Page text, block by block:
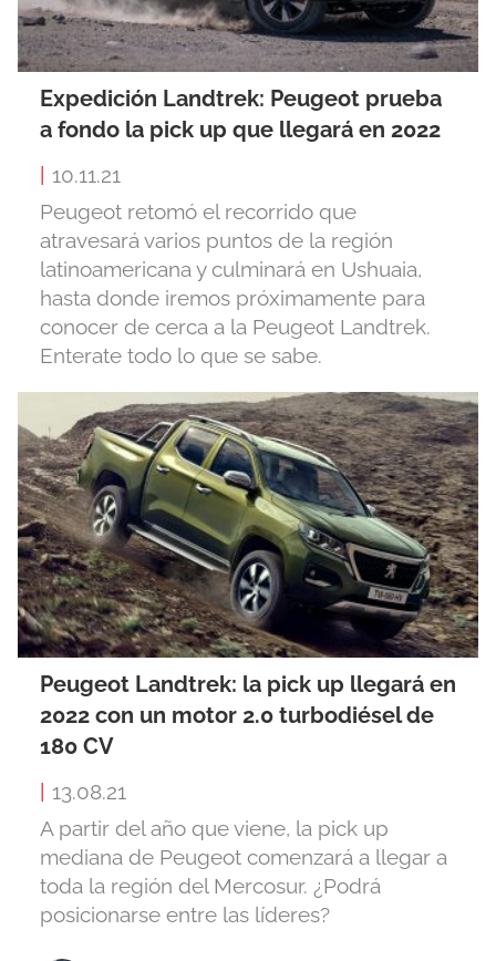
Expedición Landtrek: Peugeot prueba
a fondo la pick up que llegará en 2022
10.11.21
Peugeot retomó el recorrido que
atravesará varios puntos de la región
latinoamericana y culminará en Ushuaia,
hasta donde iremos próximamente para
conocer de cerca a la Peugeot Landtrek.
Enterate todo lo que se sabe.
Peugeot Landtrek: la pick up llegará en
2022 con un motor 2.0 turbodiésel de
180 CV
| 13.08.21
A partir del año que viene, la pick up
mediana de Peugeot comenzará a llegar a
toda la región del Mercosur. ¿Podrá
posicionarse entre las líderes?